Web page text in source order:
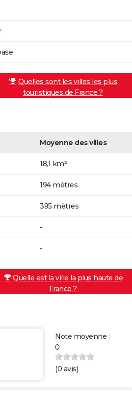
Quelles sont les villes les plus
touristiques de France ?
Moyenne des villes
18,1 km²
194 mètres
395 mètres
-
-
Quelle est la ville la plus haute de
France ?
Note moyenne :
0
(0 avis)